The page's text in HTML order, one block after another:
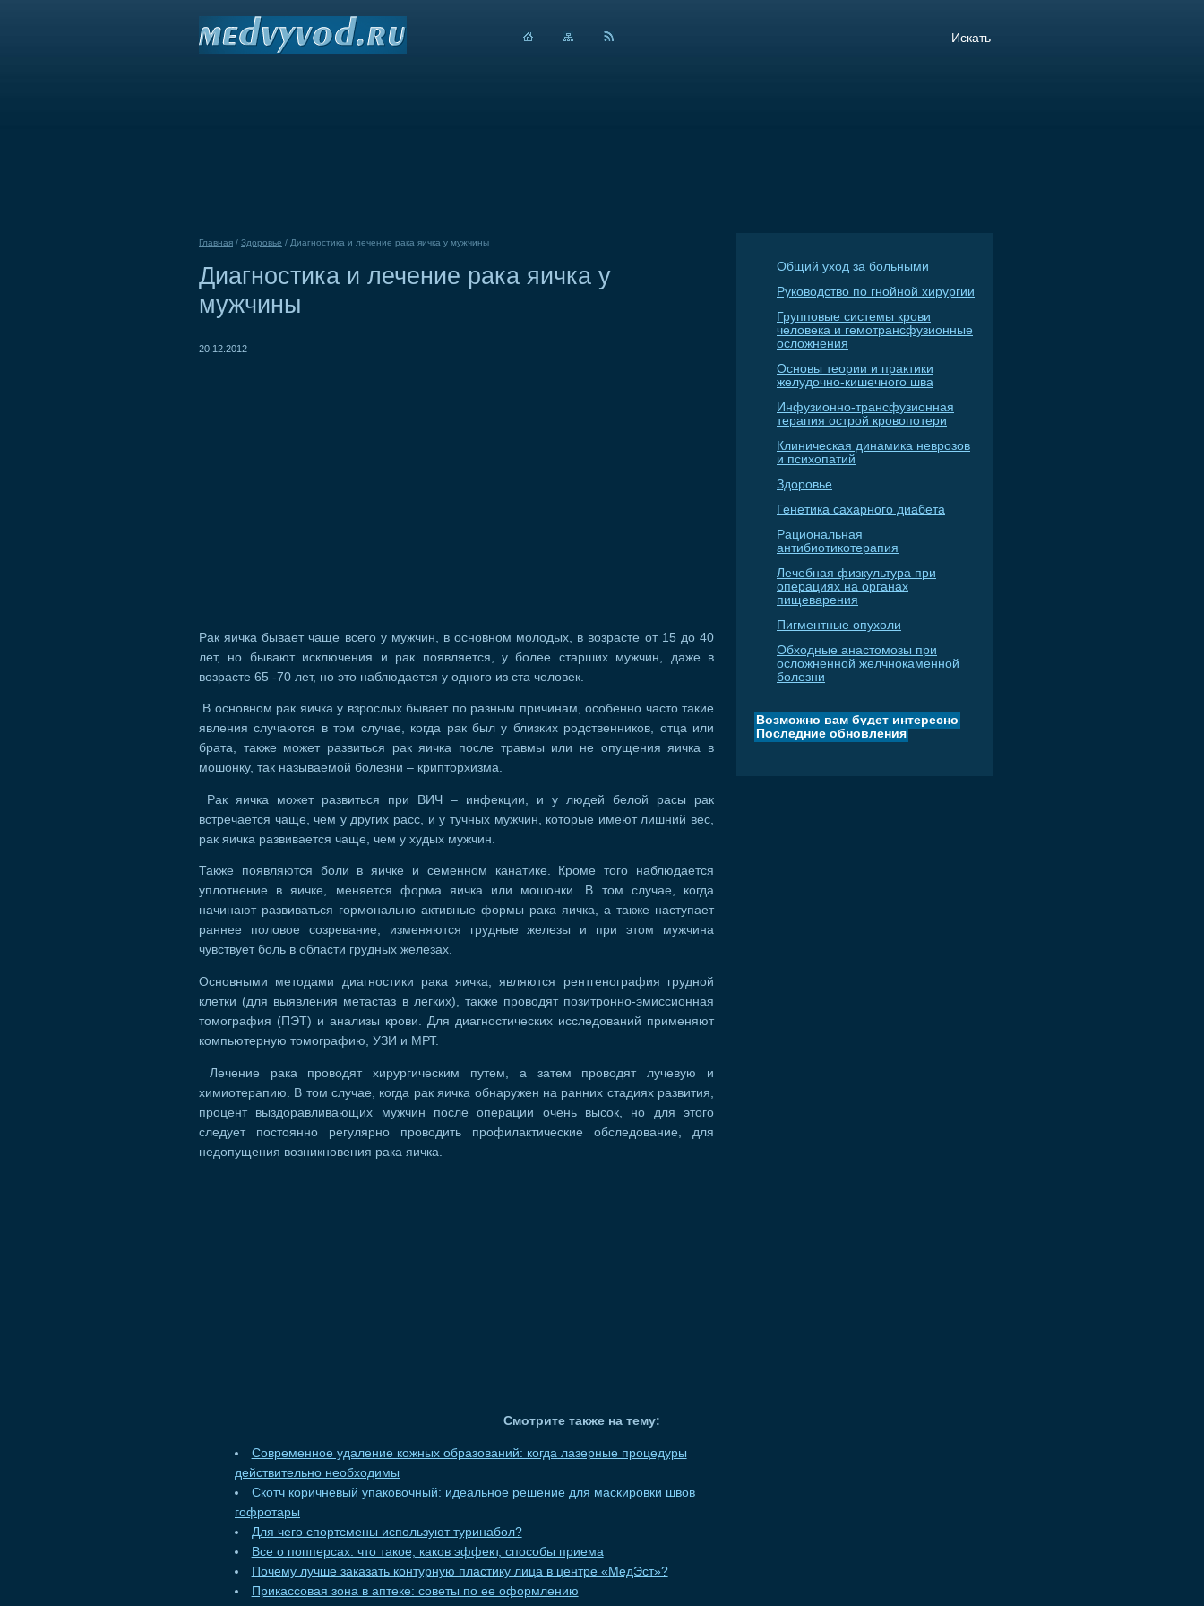
Главная / Здоровье / Диагностика и лечение рака яичка у мужчины
Диагностика и лечение рака яичка у
мужчины
20.12.2012
Рак яичка бывает чаще всего у мужчин, в основном молодых, в возрасте от 15 до 40
лет, но бывают исключения и рак появляется, у более старших мужчин, даже в
возрасте 65 -70 лет, но это наблюдается у одного из ста человек.
В основном рак яичка у взрослых бывает по разным причинам, особенно часто такие
явления случаются в том случае, когда рак был у близких родственников, отца или
брата, также может развиться рак яичка после травмы или не опущения яичка в
мошонку, так называемой болезни – крипторхизма.
Рак яичка может развиться при ВИЧ – инфекции, и у людей белой расы рак
встречается чаще, чем у других расс, и у тучных мужчин, которые имеют лишний вес,
рак яичка развивается чаще, чем у худых мужчин.
Также появляются боли в яичке и семенном канатике. Кроме того наблюдается
уплотнение в яичке, меняется форма яичка или мошонки. В том случае, когда
начинают развиваться гормонально активные формы рака яичка, а также наступает
раннее половое созревание, изменяются грудные железы и при этом мужчина
чувствует боль в области грудных железах.
Основными методами диагностики рака яичка, являются рентгенография грудной
клетки (для выявления метастаз в легких), также проводят позитронно-эмиссионная
томография (ПЭТ) и анализы крови. Для диагностических исследований применяют
компьютерную томографию, УЗИ и МРТ.
Лечение рака проводят хирургическим путем, а затем проводят лучевую и
химиотерапию. В том случае, когда рак яичка обнаружен на ранних стадиях развития,
процент выздоравливающих мужчин после операции очень высок, но для этого
следует постоянно регулярно проводить профилактические обследование, для
недопущения возникновения рака яичка.
Смотрите также на тему:
Современное удаление кожных образований: когда лазерные процедуры
действительно необходимы
Скотч коричневый упаковочный: идеальное решение для маскировки швов
гофротары
Для чего спортсмены используют туринабол?
Все о попперсах: что такое, каков эффект, способы приема
Почему лучше заказать контурную пластику лица в центре «МедЭст»?
Прикассовая зона в аптеке: советы по ее оформлению
Общий уход за больными
Руководство по гнойной хирургии
Групповые системы крови
человека и гемотрансфузионные
осложнения
Основы теории и практики
желудочно-кишечного шва
Инфузионно-трансфузионная
терапия острой кровопотери
Клиническая динамика неврозов
и психопатий
Здоровье
Генетика сахарного диабета
Рациональная
антибиотикотерапия
Лечебная физкультура при
операциях на органах
пищеварения
Пигментные опухоли
Обходные анастомозы при
осложненной желчнокаменной
болезни
Возможно вам будет интересно
Последние обновления